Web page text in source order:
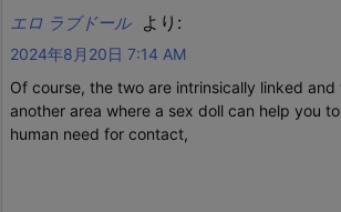
エロ ラブドール より:
2024年8月20日 7:14 AM
Of course, the two are intrinsically linked and
another area where a sex doll can help you
human need for contact,